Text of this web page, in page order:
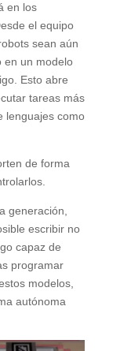
en los
el equipo
sean aún
en un modelo
Esto abre
tareas más
lenguajes como
de forma
generación,
escribir no
capaz de
programar
modelos,
autónoma